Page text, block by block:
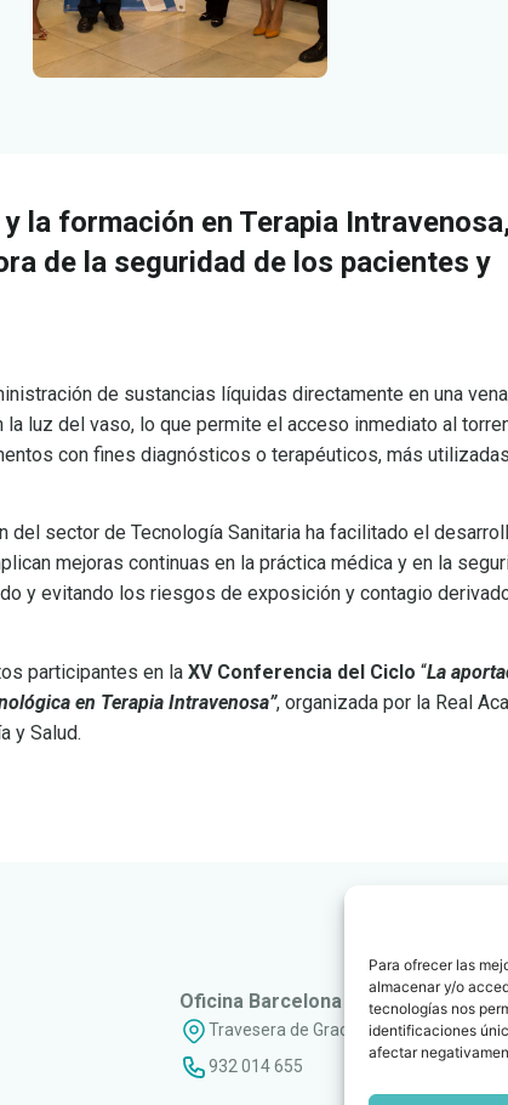
Para ofrecer las
almacenar y/o
tecnologías nos
identificaciones
afectar
la formación en Terapia
de la seguridad de los pacientes y
de sustancias líquidas directamente en una
la luz del vaso, lo que permite el acceso inmediato al
con fines diagnósticos o terapéuticos, más
del sector de Tecnología Sanitaria ha facilitado el
mejoras continuas en la práctica médica y en la
y evitando los riesgos de exposición y contagio
participantes en la XV Conferencia del Ciclo “La
en Terapia Intravenosa”, organizada por la Real
y Salud.
Oficina Barcelona
Travesera de Gracia, 56 - 1º, 3ª 08006
932 014 655